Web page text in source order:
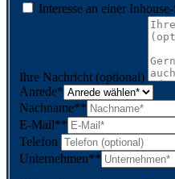
Interesse an einer
Ihre Nachricht (optional)
Anrede*
Nachname**
E-Mail**
Telefon
Unternehmen**